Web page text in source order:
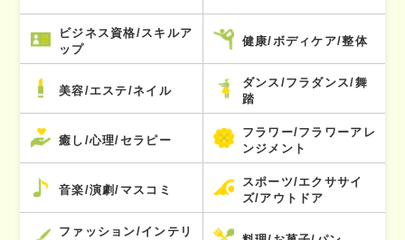
ビジネス資格/スキルア
ップ
健康/ボディケア/整体
美容/エステ/ネイル
ダンス/フラダンス/舞
踏
癒し/心理/セラピー
フラワー/フラワーアレ
ンジメント
音楽/演劇/マスコミ
スポーツ/エクササイ
ズ/アウトドア
ファッション/インテリ